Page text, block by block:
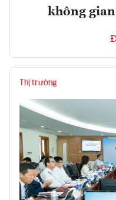
không
Thị trường